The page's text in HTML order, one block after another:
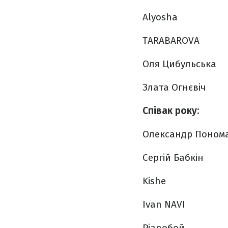
Alyosha
TARABAROVA
Оля Цибульська
Злата Огнєвiч
Співак року:
Олександр
Сергiй Бабкiн
Kishe
Ivan NAVI